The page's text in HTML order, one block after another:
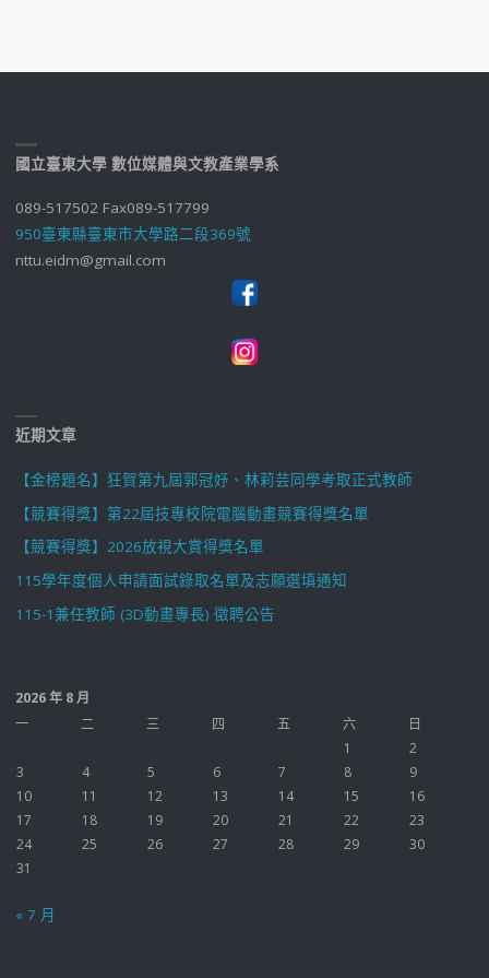
國立臺東大學 數位媒體與文教產業學系
089-517502 Fax089-517799
950臺東縣臺東市大學路二段369號
nttu.eidm@gmail.com
近期文章
【金榜題名】狂賀第九屆郭冠妤、林莉芸同學考取正式教師
【競賽得獎】第22屆技專校院電腦動畫競賽得獎名單
【競賽得獎】2026放視大賞得獎名單
115學年度個人申請面試錄取名單及志願選填通知
115-1兼任教師 (3D動畫專長) 徵聘公告
2026 年 8 月
一
二 三 四 五 六
日
1
2
3
4 5 6 7 8
9
10
11 12 13 14 15
16
17
18 19 20 21 22
23
24
25 26 27 28 29
30
31
« 7 月